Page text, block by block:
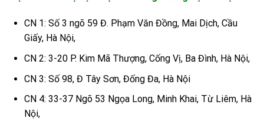
CN 1: Số 3 ngõ 59 Đ. Phạm Văn Đồng, Mai Dịch, Cầu
Giấy, Hà Nội,
CN 2: 3-20 P. Kim Mã Thượng, Cống Vị, Ba Đình, Hà Nội,
CN 3: Số 98, Đ Tây Sơn, Đống Đa, Hà Nội
CN 4: 33-37 Ngõ 53 Ngọa Long, Minh Khai, Từ Liêm, Hà
Nội,